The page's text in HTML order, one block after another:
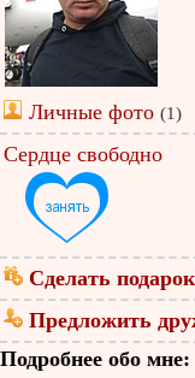
Личные фото (1)
Сердце свободно
Сделать подарок
Предложить
Подробнее обо мне: